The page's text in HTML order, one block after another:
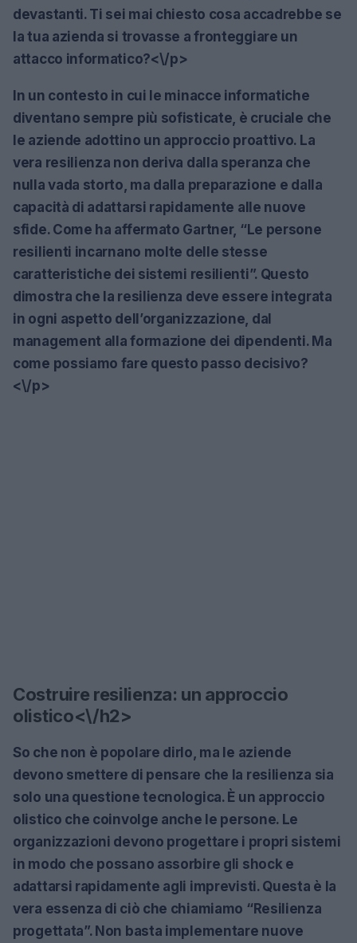
devastanti. Ti sei mai chiesto cosa accadrebbe se
la tua azienda si trovasse a fronteggiare un
attacco informatico?<\/p>
In un contesto in cui le minacce informatiche
diventano sempre più sofisticate, è cruciale che
le aziende adottino un approccio proattivo. La
vera resilienza non deriva dalla speranza che
nulla vada storto, ma dalla preparazione e dalla
capacità di adattarsi rapidamente alle nuove
sfide. Come ha affermato Gartner, “Le persone
resilienti incarnano molte delle stesse
caratteristiche dei sistemi resilienti”. Questo
dimostra che la resilienza deve essere integrata
in ogni aspetto dell’organizzazione, dal
management alla formazione dei dipendenti. Ma
come possiamo fare questo passo decisivo?
<\/p>
Costruire resilienza: un approccio
olistico<\/h2>
So che non è popolare dirlo, ma le aziende
devono smettere di pensare che la resilienza sia
solo una questione tecnologica. È un approccio
olistico che coinvolge anche le persone. Le
organizzazioni devono progettare i propri sistemi
in modo che possano assorbire gli shock e
adattarsi rapidamente agli imprevisti. Questa è la
vera essenza di ciò che chiamiamo “Resilienza
progettata”. Non basta implementare nuove